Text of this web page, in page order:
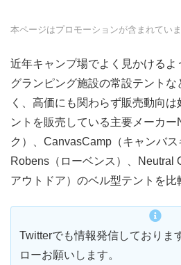
本ページはプロモーションが含まれてい
近年キャンプ場でよく見かけるよ
グランピング施設の常設テント
く、高価にも関わらず販売動向
ントを販売している主要メーカ
ク）、CanvasCamp（キャンバス
Robens（ローベンス）、Neutral
アウトドア）のベル型テントを比
Twitterでも情報発信しておりま
ローお願いします。